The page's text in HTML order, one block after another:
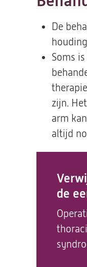
De
Soms
zijn.
arm
altijd
de